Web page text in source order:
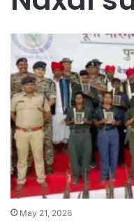
May 21, 2026